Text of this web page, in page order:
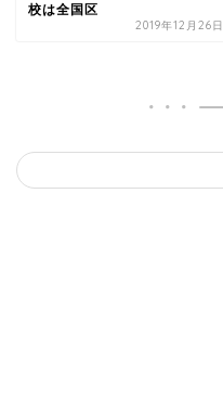
校は全国区
2019年12月26日